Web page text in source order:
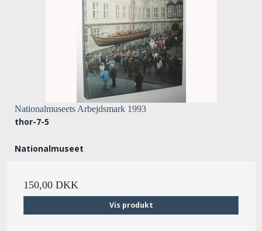
Nationalmuseets Arbejdsmark 1993
thor-7-5
Nationalmuseet
150,00 DKK
Vis produkt